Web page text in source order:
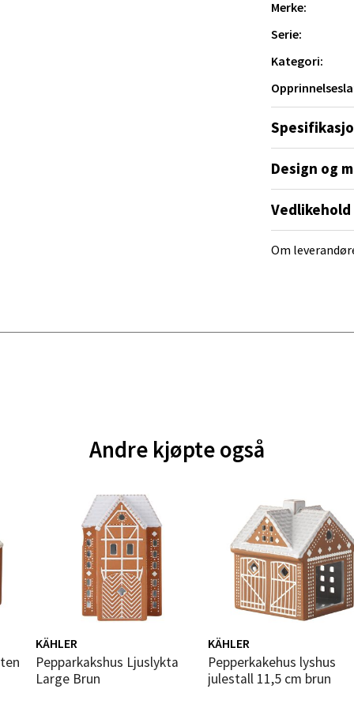
Merke:
Serie:
Kategori:
Design og
Om
Andre kjøpte også
KÄHLER
Pepparkakshus Ljuslykta
Large Brun
KÄHLER
Pepperkakehus lyshus
julestall 11,5 cm brun
- Thon Senter Malmporten
1, 8514 Narvik
10-20